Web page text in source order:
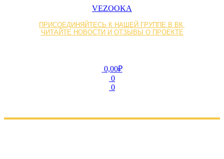
VEZOOKA
ПРИСОЕДИНЯЙТЕСЬ К НАШЕЙ ГРУППЕ В ВК,
ЧИТАЙТЕ НОВОСТИ И ОТЗЫВЫ О ПРОЕКТЕ
0,00₽
0
0